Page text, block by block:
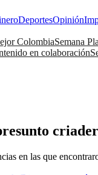
DeportesOpinión
ColombiaSemana
en colaboración
en las que